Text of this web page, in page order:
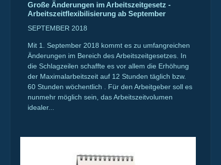
Große Änderungen im Arbeitszeitgesetz -
Arbeitszeitflexibilisierung ab September
SEPTEMBER 2018
Mit 1. September 2018 kommt es zu umfangreichen
Änderungen im Bereich des Arbeitszeitgesetzes. In
die Schlagzeilen schaffte es vor allem die Erhöhung
der Maximalarbeitszeit auf 12 Stunden täglich bzw.
60 Stunden wöchentlich . Für den Arbeitgeber soll es
nunmehr möglich sein, das Arbeitszeitvolumen
idealer...